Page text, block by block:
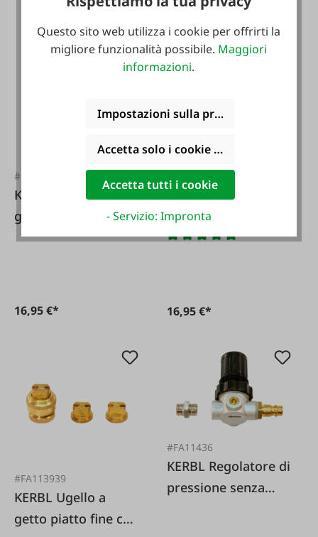
4,99 €*
#FA113940
KERBL Ugello a
getto piatto fine 6
mm
16,95 €*
KERBL Ugello
anticalcare a getto
piatto per
16,95 €*
#FA113939
KERBL Ugello a
getto piatto fine con
#FA11436
KERBL Regolatore di
pressione senza
Questo sito web utilizza i cookie per offrirti la
migliore funzionalità possibile. Maggiori
informazioni.
Impostazioni sulla privacy
Accetta solo i cookie funzionali
Accetta tutti i cookie
- Servizio: Impronta